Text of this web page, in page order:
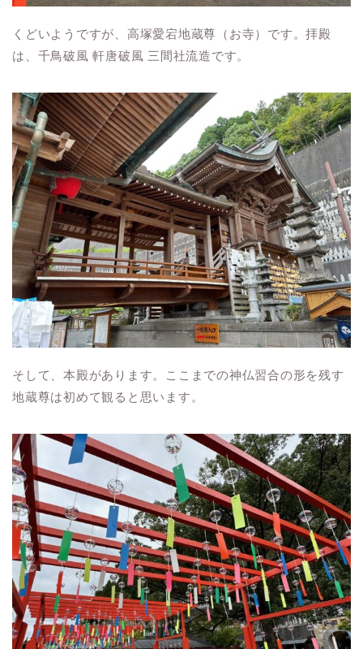
くどいようですが、高塚愛宕地蔵尊（お寺）です。拝殿
は、千鳥破風 軒唐破風 三間社流造です。
そして、本殿があります。ここまでの神仏習合の形を残す
地蔵尊は初めて観ると思います。